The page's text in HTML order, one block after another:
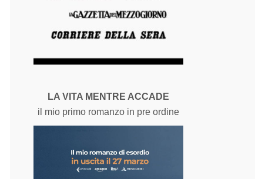
LA VITA MENTRE ACCADE
il mio primo romanzo in pre ordine